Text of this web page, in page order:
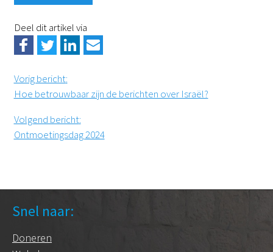
Deel dit artikel via
Vorig bericht:
Hoe betrouwbaar zijn de berichten over Israël?
Volgend bericht:
Ontmoetingsdag 2024
Snel naar:
Doneren